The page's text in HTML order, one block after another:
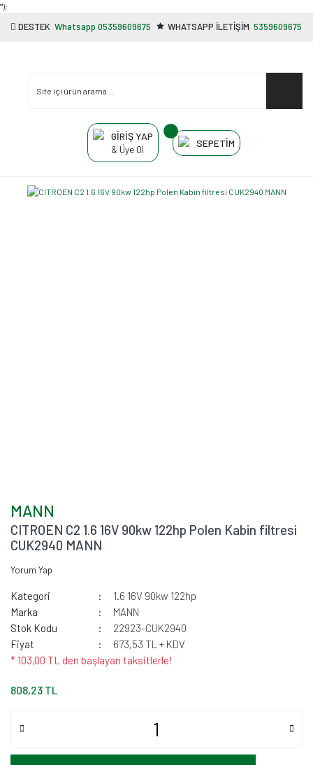
"');
DESTEK Whatsapp 05359609675 WHATSAPP İLETİŞİM 5359609675
GİRİŞ YAP
& Üye Ol
SEPETİM
MANN
CITROEN C2 1.6 16V 90kw 122hp Polen Kabin filtresi
CUK2940 MANN
Yorum Yap
Kategori
1.6 16V 90kw 122hp
Marka
MANN
Stok Kodu
22923-CUK2940
Fiyat
673,53 TL + KDV
* 103,00 TL den başlayan taksitlerle!
808,23 TL